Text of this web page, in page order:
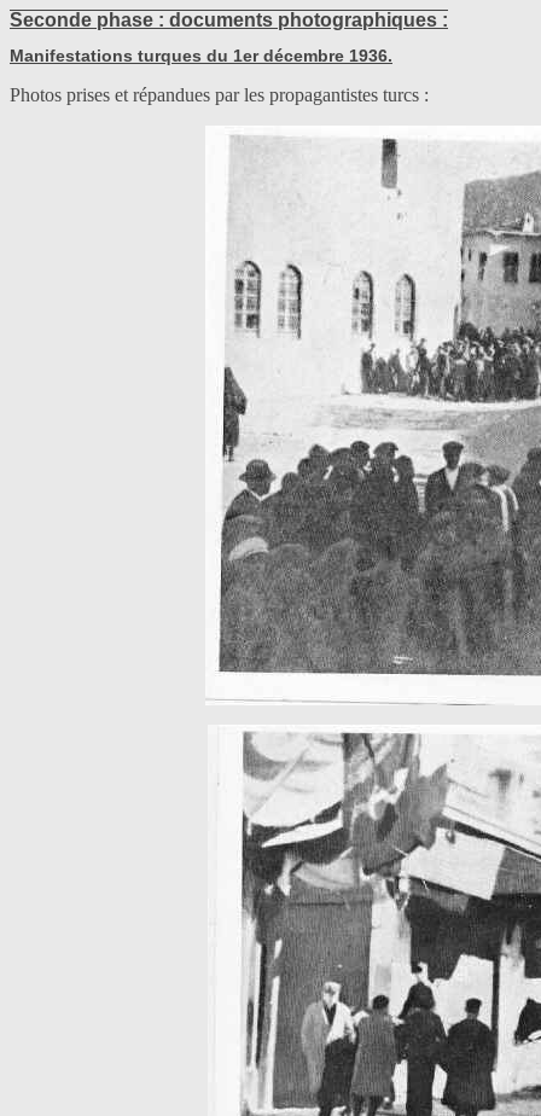
Seconde phase : documents photographiques :
Manifestations turques du 1er décembre 1936.
Photos prises et répandues par les propagantistes turcs :